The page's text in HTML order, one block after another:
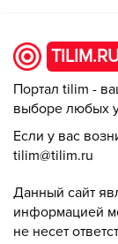
Портал tilim -
выборе любых
Если у вас
tilim@tilim.ru
Данный сайт
информацией
не несет